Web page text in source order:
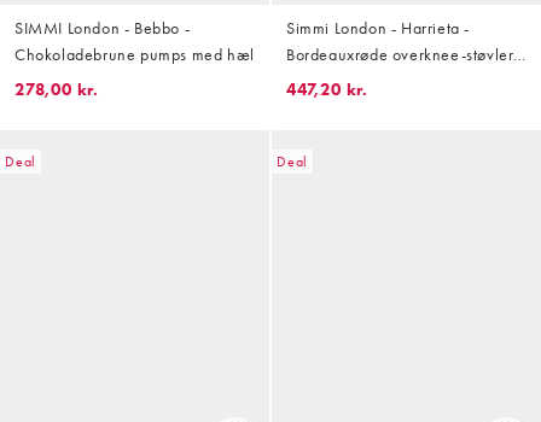
SIMMI London - Bebbo -
Chokoladebrune pumps med hæl
278,00 kr.
Simmi London - Harrieta -
Bordeauxrøde overknee-støvler
med hæl
447,20 kr.
Deal Deal